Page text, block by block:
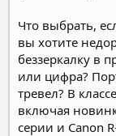
Что выбрать,
вы хотите
беззеркалку в
или цифра?
тревел? В
включая
серии и Canon